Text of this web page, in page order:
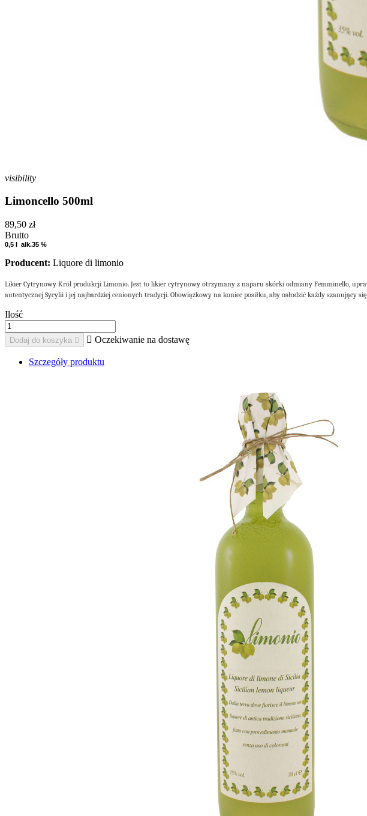
visibility
Limoncello 500ml
89,50 zł
Brutto
0,5 l alk.35 %
Producent: Liquore di limonio
Likier Cytrynowy Król produkcji Limonio. Jest to likier cytrynowy otrzymany z naparu skórki odmiany Femminello,
autentycznej Sycylii i jej najbardziej cenionych tradycji. Obowiązkowy na koniec posiłku, aby osłodzić każdy szanujący
Ilość
Dodaj do koszyka   Oczekiwanie na dostawę
Szczegóły produktu